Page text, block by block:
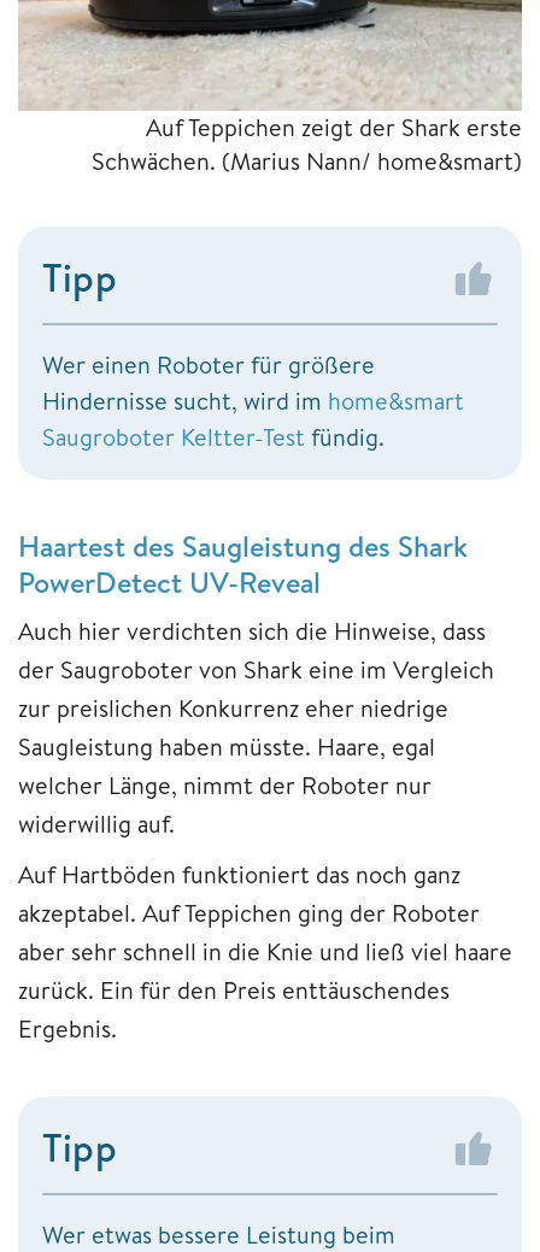
Auf Teppichen zeigt der Shark erste
Schwächen. (Marius Nann/ home&smart)
Tipp
Wer einen Roboter für größere
Hindernisse sucht, wird im home&smart
Saugroboter Keltter-Test fündig.
Haartest des Saugleistung des Shark
PowerDetect UV-Reveal
Auch hier verdichten sich die Hinweise, dass
der Saugroboter von Shark eine im Vergleich
zur preislichen Konkurrenz eher niedrige
Saugleistung haben müsste. Haare, egal
welcher Länge, nimmt der Roboter nur
widerwillig auf.
Auf Hartböden funktioniert das noch ganz
akzeptabel. Auf Teppichen ging der Roboter
aber sehr schnell in die Knie und ließ viel haare
zurück. Ein für den Preis enttäuschendes
Ergebnis.
Tipp
Wer etwas bessere Leistung beim